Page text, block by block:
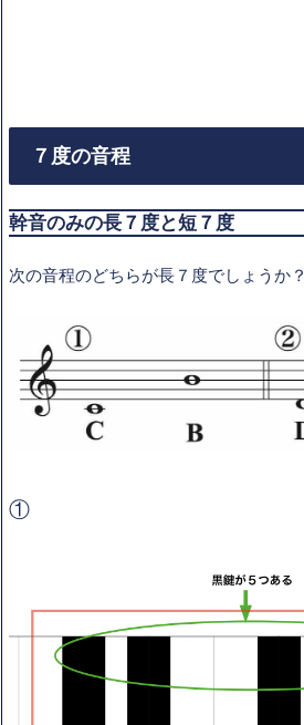
７度の音程
幹音のみの長７度と短７度
次の音程のどちらが長７度でしょうか？
①